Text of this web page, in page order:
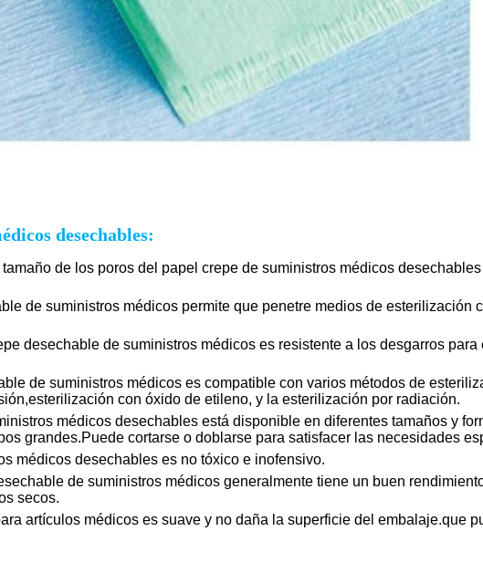
desechables:
de los poros del papel crepe de suministros médicos
de suministros médicos permite que penetre medios de esterilización
desechable de suministros médicos es resistente a los desgarros
de suministros médicos es compatible con varios métodos de
con óxido de etileno, y la esterilización por radiación.
médicos desechables está disponible en diferentes tamaños y
grandes.Puede cortarse o doblarse para satisfacer las necesidades
médicos desechables es no tóxico e inofensivo.
de suministros médicos generalmente tiene un buen
secos.
artículos médicos es suave y no daña la superficie del embalaje.que